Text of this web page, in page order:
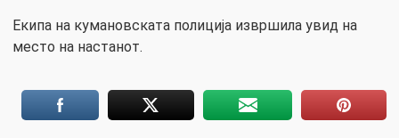
Екипа на кумановската полиција извршила увид на
место на настанот.